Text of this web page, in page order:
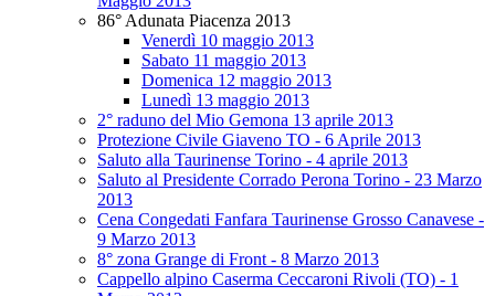
86° Adunata Piacenza 2013
Venerdì 10 maggio 2013
Sabato 11 maggio 2013
Domenica 12 maggio 2013
Lunedì 13 maggio 2013
2° raduno del Mio Gemona 13 aprile 2013
Protezione Civile Giaveno TO - 6 Aprile 2013
Saluto alla Taurinense Torino - 4 aprile 2013
Saluto al Presidente Corrado Perona Torino - 23 Marzo
2013
Cena Congedati Fanfara Taurinense Grosso Canavese -
9 Marzo 2013
8° zona Grange di Front - 8 Marzo 2013
Cappello alpino Caserma Ceccaroni Rivoli (TO) - 1